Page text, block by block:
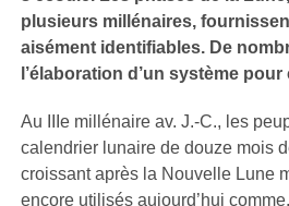
plusieurs millénaires,
aisément identifiables. De
l’élaboration d’un système
Au IIIe millénaire av. J.-C., les
calendrier lunaire de douze mois
croissant après la Nouvelle Lune
encore utilisés aujourd’hui